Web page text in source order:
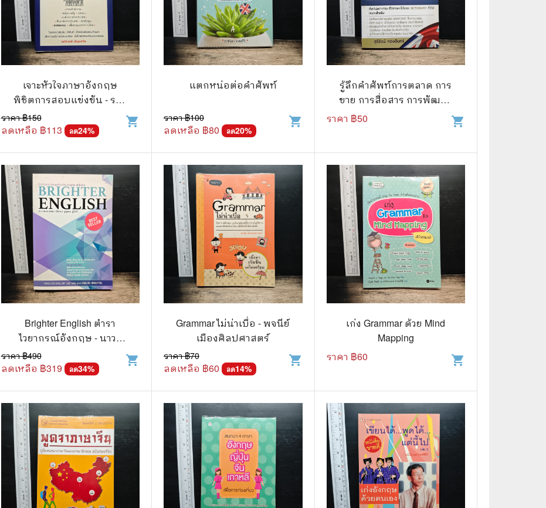
เจาะหัวใจภาษาอังกฤษ
พิชิตการสอบแข่งขัน - รสริ
นทร์ บัญชาทัพ
ราคา ฿150
ลดเหลือ ฿113 ลด24%
shopping_cart
แตกหน่อต่อคำศัพท์
ราคา ฿100
ลดเหลือ ฿80 ลด20%
shopping_cart
รู้ลึกคำศัพท์การตลาด การ
ขาย การสื่อสาร การพัฒนา
ธุรกิจ - สุรีรัตน์ ทองอินทร์
ราคา ฿50 shopping_cart
Brighter English ตำรา
ไวยากรณ์อังกฤษ - นาวา
อากาศเอก (พิเศษ) บุญ
ทรง สุวัตถี
ราคา ฿490
ลดเหลือ ฿319 ลด34%
shopping_cart
Grammar ไม่น่าเบื่อ - พจนีย์
เมืองศิลปศาสตร์
ราคา ฿70
ลดเหลือ ฿60 ลด14%
shopping_cart
เก่ง Grammar ด้วย Mind
Mapping
ราคา ฿60 shopping_cart